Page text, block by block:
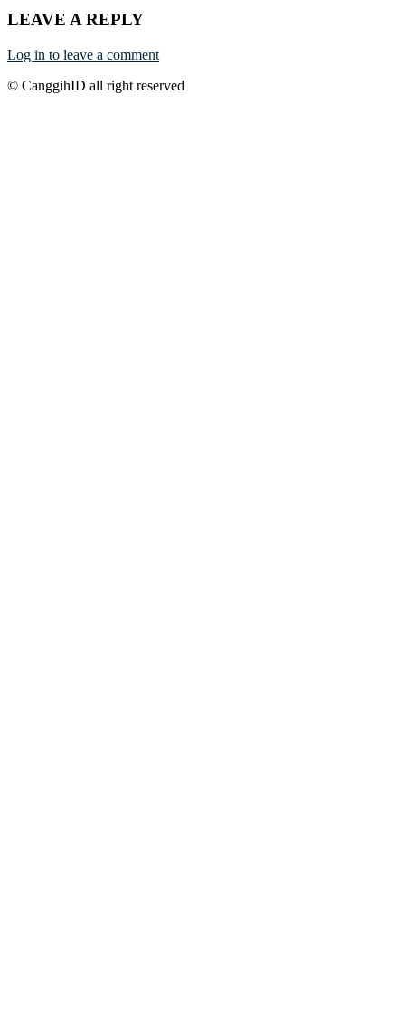
LEAVE A REPLY
Log in to leave a comment
© CanggihID all right reserved